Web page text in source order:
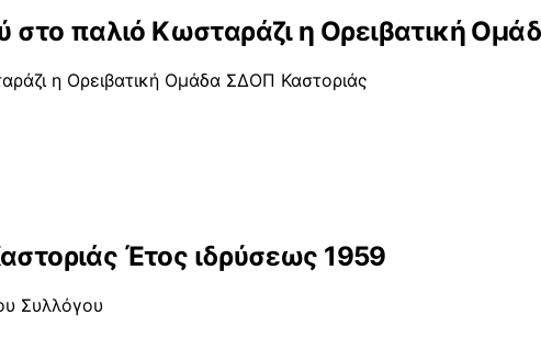
στο παλιό Κωσταράζι η Ορειβατική
η Ορειβατική Ομάδα ΣΔΟΠ Καστοριάς
Έτος ιδρύσεως 1959
Συλλόγου